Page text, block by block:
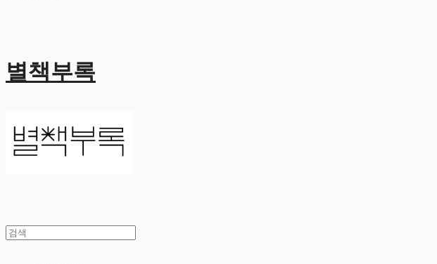
별책부록